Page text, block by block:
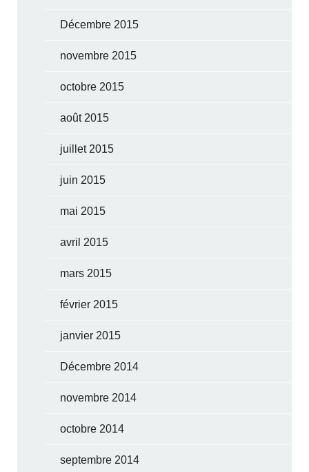
Décembre 2015
novembre 2015
octobre 2015
août 2015
juillet 2015
juin 2015
mai 2015
avril 2015
mars 2015
février 2015
janvier 2015
Décembre 2014
novembre 2014
octobre 2014
septembre 2014